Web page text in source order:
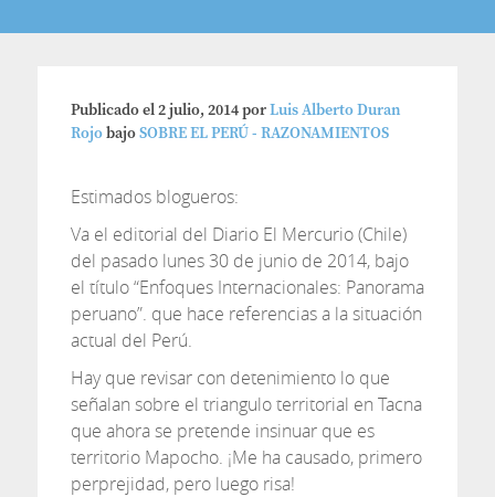
Publicado el2 julio, 2014porLuis Alberto Duran
RojobajoSOBRE EL PERÚ - RAZONAMIENTOS
Estimados blogueros:
Va el editorial del Diario El Mercurio (Chile)
del pasado lunes 30 de junio de 2014, bajo
el título “Enfoques Internacionales: Panorama
peruano”. que hace referencias a la situación
actual del Perú.
Hay que revisar con detenimiento lo que
señalan sobre el triangulo territorial en Tacna
que ahora se pretende insinuar que es
territorio Mapocho. ¡Me ha causado, primero
perprejidad, pero luego risa!